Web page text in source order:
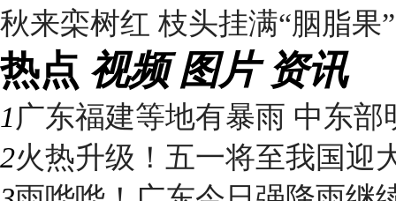
秋来栾树红 枝头挂满“胭脂果”
热点 视频 图片 资讯
1 广东福建等地有暴雨 中东部
2火热升级！五一将至我国迎